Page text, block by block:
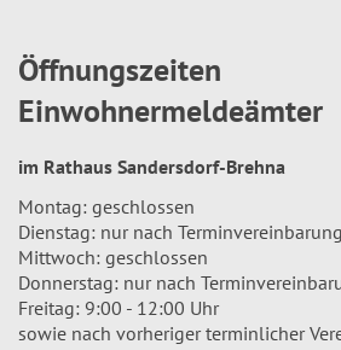
Öffnungszeiten
Einwohnermeldeämter
im Rathaus Sandersdorf-Brehna
Montag: geschlossen
Dienstag: nur nach Terminvereinbarung
Mittwoch: geschlossen
Donnerstag: nur nach
Freitag: 9:00 - 12:00 Uhr
sowie nach vorheriger terminlicher